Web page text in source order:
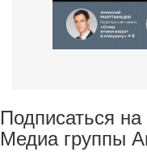
Подписаться
Медиа группы